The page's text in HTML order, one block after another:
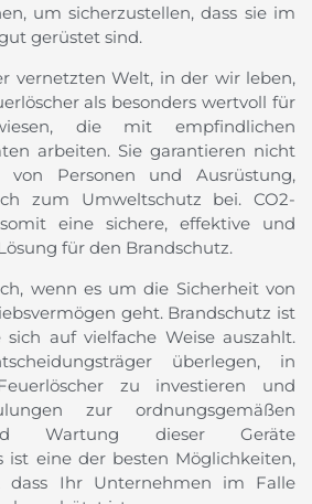
um sicherzustellen, dass sie im
gerüstet sind.
vernetzten Welt, in der wir leben,
als besonders wertvoll für
die mit empfindlichen
arbeiten. Sie garantieren nicht
Personen und Ausrüstung,
zum Umweltschutz bei. CO2-
eine sichere, effektive und
für den Brandschutz.
wenn es um die Sicherheit von
geht. Brandschutz ist
auf vielfache Weise auszahlt.
überlegen, in
zu investieren und
zur ordnungsgemäßen
Wartung dieser Geräte
ist eine der besten Möglichkeiten,
dass Ihr Unternehmen im Falle